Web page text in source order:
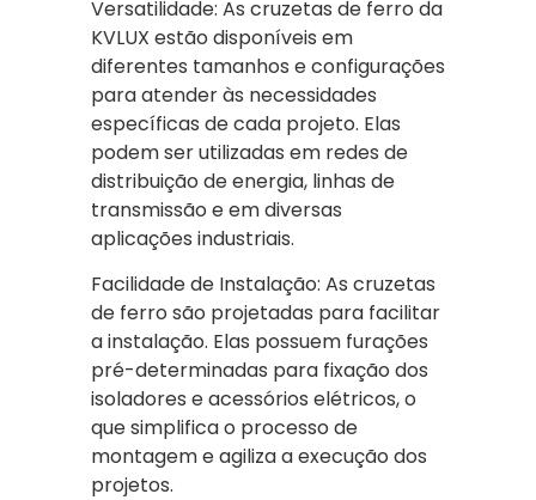
Versatilidade: As cruzetas de ferro da
KVLUX estão disponíveis em
diferentes tamanhos e configurações
para atender às necessidades
específicas de cada projeto. Elas
podem ser utilizadas em redes de
distribuição de energia, linhas de
transmissão e em diversas
aplicações industriais.
Facilidade de Instalação: As cruzetas
de ferro são projetadas para facilitar
a instalação. Elas possuem furações
pré-determinadas para fixação dos
isoladores e acessórios elétricos, o
que simplifica o processo de
montagem e agiliza a execução dos
projetos.